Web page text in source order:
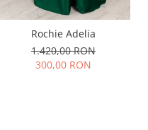
Rochie Adelia
1.420,00 RON
300,00 RON